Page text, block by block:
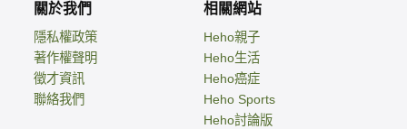
關於我們
隱私權政策
著作權聲明
徵才資訊
聯絡我們
相關網站
Heho親子
Heho生活
Heho癌症
Heho Sports
Heho討論版